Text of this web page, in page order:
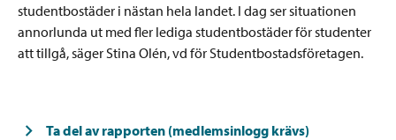
studentbostäder i nästan hela landet. I dag ser situationen
annorlunda ut med fler lediga studentbostäder för studenter
att tillgå, säger Stina Olén, vd för Studentbostadsföretagen.
Ta del av rapporten (medlemsinlogg krävs)